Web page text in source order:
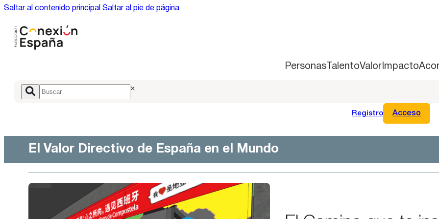
Saltar al contenido principal Saltar al pie de página
PersonasTalentoValorImpacto
×
Registro Acceso
El Valor Directivo de España en el Mundo